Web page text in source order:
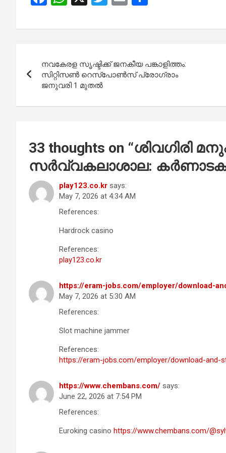
ce
o
o
k
at
A
p
p
tt ail ar
navigation
നവകേരള സൃഷ്ടിക്ക് ജനകീയ പങ്കാളിത്തം:
സിറ്റിസൺ റെസ്‌പോൺസ് പ്രോഗ്രാം
ജനുവരി 1 മുതൽ
33 thoughts on “ശിവഗിരി
സർവ്വകലാശാല: കർണാടക
play123.co.kr says:
May 7, 2026 at 4:34 AM
References:
Hardrock casino
References:
play123.co.kr
https://eram-jobs.com/employer/download-
May 7, 2026 at 5:30 AM
References:
Slot machine jammer
References:
https://eram-jobs.com/employer/download-and-
https://www.chembans.com/ says:
June 22, 2026 at 7:54 PM
References:
Euroking casino https://www.chembans.com/